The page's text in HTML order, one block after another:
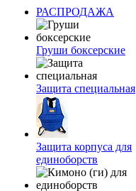
РАСПРОДАЖА
Груши боксерские
Защита специальная
Защита корпуса для
единоборств